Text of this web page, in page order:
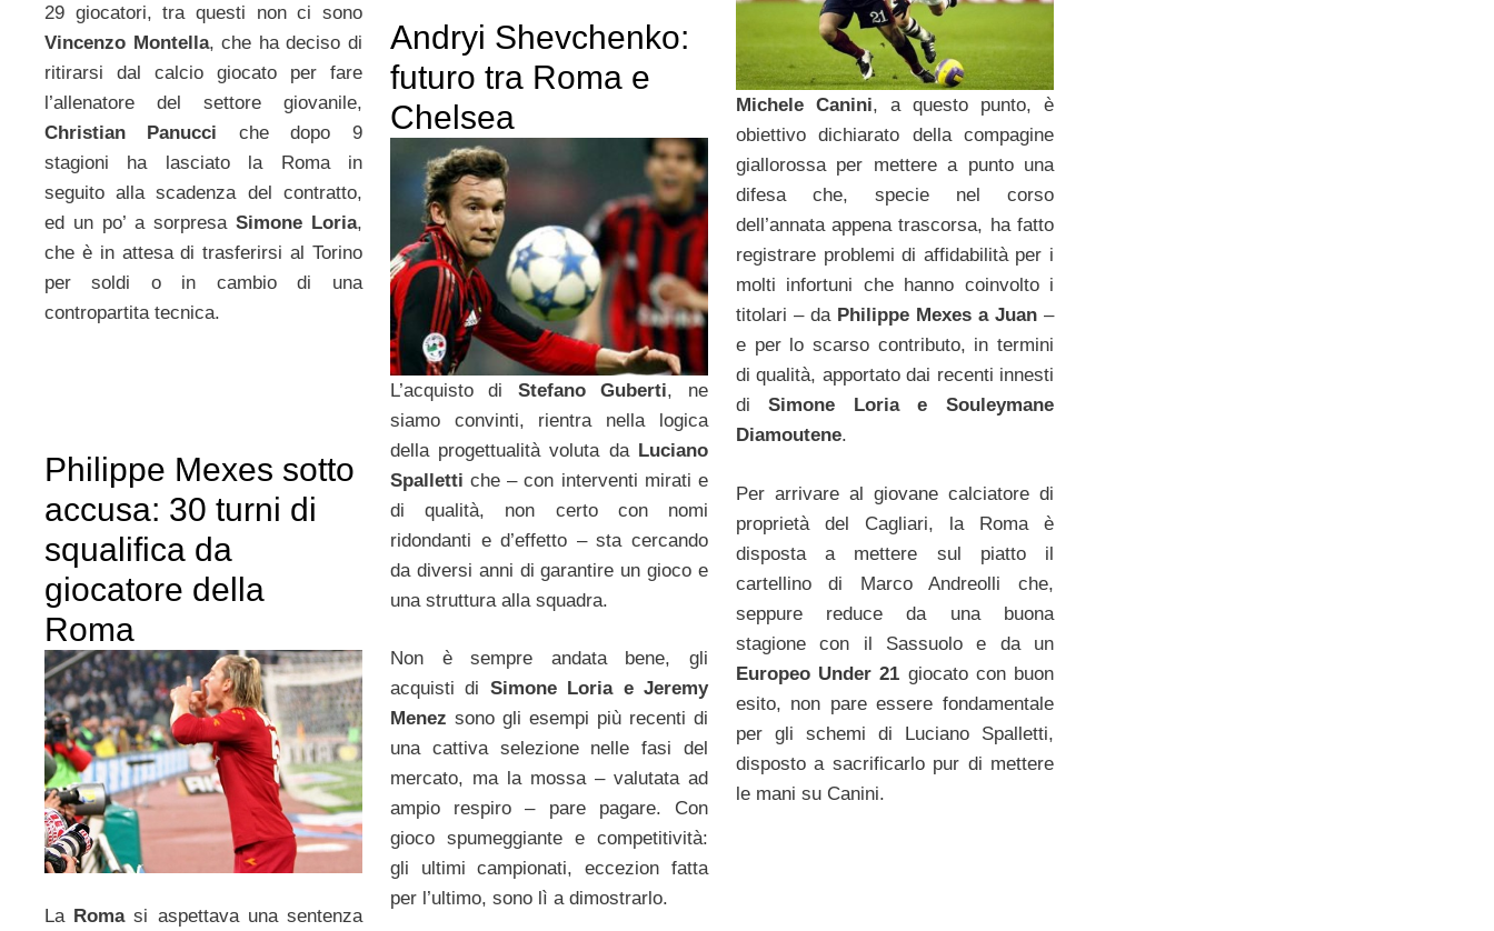
29 giocatori, tra questi non ci sono
Vincenzo Montella, che ha deciso di
ritirarsi dal calcio giocato per fare
l’allenatore del settore giovanile,
Christian Panucci che dopo 9
stagioni ha lasciato la Roma in
seguito alla scadenza del contratto,
ed un po’ a sorpresa Simone Loria,
che è in attesa di trasferirsi al Torino
per soldi o in cambio di una
contropartita tecnica.
Michele Canini, a questo punto, è
obiettivo dichiarato della compagine
giallorossa per mettere a punto una
difesa che, specie nel corso
dell’annata appena trascorsa, ha fatto
registrare problemi di affidabilità per i
molti infortuni che hanno coinvolto i
titolari – da Philippe Mexes a Juan–
e per lo scarso contributo, in termini
di qualità, apportato dai recenti innesti
diSimone Loria e Souleymane
Diamoutene.
Per arrivare al giovane calciatore di
proprietà del Cagliari, la Roma è
disposta a mettere sul piatto il
cartellino di Marco Andreolli che,
seppure reduce da una buona
stagione con il Sassuolo e da un
Europeo Under 21 giocato con buon
esito, non pare essere fondamentale
per gli schemi di Luciano Spalletti,
disposto a sacrificarlo pur di mettere
le mani su Canini.
Andryi Shevchenko:
futuro tra Roma e
Chelsea
L’acquisto di Stefano Guberti, ne
siamo convinti, rientra nella logica
della progettualità voluta da Luciano
Spalletti che – con interventi mirati e
di qualità, non certo con nomi
ridondanti e d’effetto – sta cercando
da diversi anni di garantire un gioco e
una struttura alla squadra.
Non è sempre andata bene, gli
acquisti di Simone Loria e Jeremy
Menez sono gli esempi più recenti di
una cattiva selezione nelle fasi del
mercato, ma la mossa – valutata ad
ampio respiro – pare pagare. Con
gioco spumeggiante e competitività:
gli ultimi campionati, eccezion fatta
per l’ultimo, sono lì a dimostrarlo.
Philippe Mexes sotto
accusa: 30 turni di
squalifica da
giocatore della
Roma
LaRomasi aspettava una sentenza